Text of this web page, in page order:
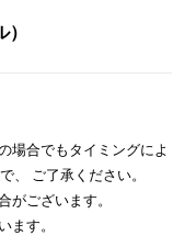
場合でもタイミングによ
、 ご了承ください。
がございます。
ます。